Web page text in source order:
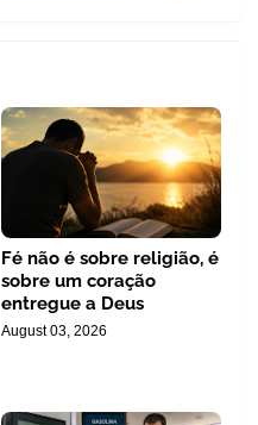
Fé não é sobre religião, é
sobre um coração
entregue a Deus
August 03, 2026